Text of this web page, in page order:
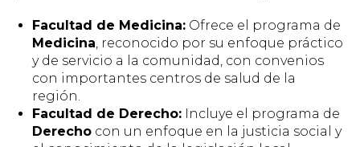
Facultad de Medicina: Ofrece el programa de
Medicina, reconocido por su enfoque práctico
y de servicio a la comunidad, con convenios
con importantes centros de salud de la
región.
Facultad de Derecho: Incluye el programa de
Derecho con un enfoque en la justicia social y